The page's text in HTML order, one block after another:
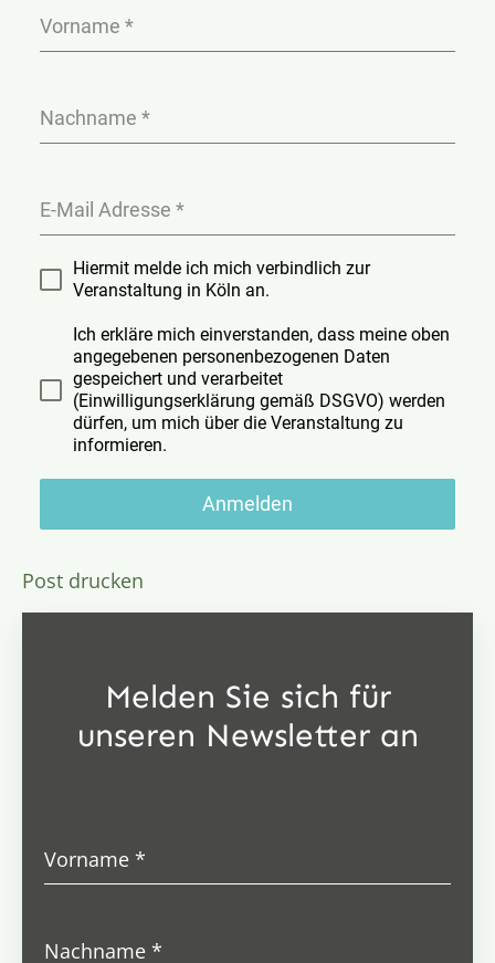
Vorname*
Nachname*
E-Mail Adresse*
Hiermit melde ich mich verbindlich zur
Veranstaltung in Köln an.
Ich erkläre mich einverstanden, dass meine oben
angegebenen personenbezogenen Daten
gespeichert und verarbeitet
(Einwilligungserklärung gemäß DSGVO) werden
dürfen, um mich über die Veranstaltung zu
informieren.
Anmelden
Post drucken
Melden Sie sich für
unseren Newsletter an
Vorname*
Nachname*